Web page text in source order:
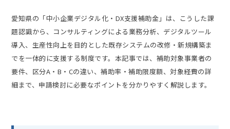
愛知県の「中小企業デジタル化・DX支援補助金」は、こうした課
題認識から、コンサルティングによる業務分析、デジタルツール
導入、生産性向上を目的とした既存システムの改修・新規構築ま
でを一体的に支援する制度です。本記事では、補助対象事業者の
要件、区分A・B・Cの違い、補助率・補助限度額、対象経費の詳
細まで、申請検討に必要なポイントを分かりやすく解説します。